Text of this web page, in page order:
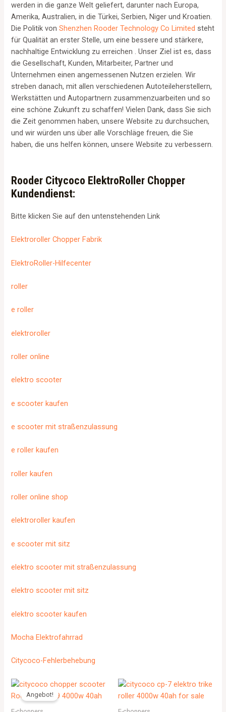
werden in die ganze Welt geliefert, darunter nach Europa,
Amerika, Australien, in die Türkei, Serbien, Niger und Kroatien.
Die Politik vonShenzhen Rooder Technology Co Limited steht
für Qualität an erster Stelle, um eine bessere und stärkere,
nachhaltige Entwicklung zu erreichen . Unser Ziel ist es, dass
die Gesellschaft, Kunden, Mitarbeiter, Partner und
Unternehmen einen angemessenen Nutzen erzielen. Wir
streben danach, mit allen verschiedenen Autoteileherstellern,
Werkstätten und Autopartnern zusammenzuarbeiten und so
eine schöne Zukunft zu schaffen! Vielen Dank, dass Sie sich
die Zeit genommen haben, unsere Website zu durchsuchen,
und wir würden uns über alle Vorschläge freuen, die Sie
haben, die uns helfen können, unsere Website zu verbessern.
Rooder Citycoco ElektroRoller Chopper
Kundendienst:
Bitte klicken Sie auf den untenstehenden Link
Elektroroller Chopper Fabrik
ElektroRoller-Hilfecenter
roller
e roller
elektroroller
roller online
elektro scooter
e scooter kaufen
e scooter mit straßenzulassung
e roller kaufen
roller kaufen
roller online shop
elektroroller kaufen
e scooter mit sitz
elektro scooter mit straßenzulassung
elektro scooter mit sitz
elektro scooter kaufen
Mocha Elektrofahrrad
Citycoco-Fehlerbehebung
Angebot!